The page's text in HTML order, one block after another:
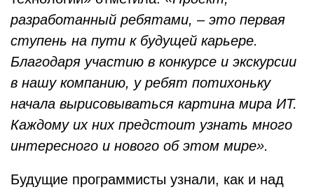
разработанный ребятами, – это первая
ступень на пути к будущей карьере.
Благодаря участию в конкурсе и экскурсии
в нашу компанию, у ребят потихоньку
начала вырисовываться картина мира ИT.
Каждому их них предстоит узнать много
интересного и нового об этом мире».
Будущие программисты узнали, как и над